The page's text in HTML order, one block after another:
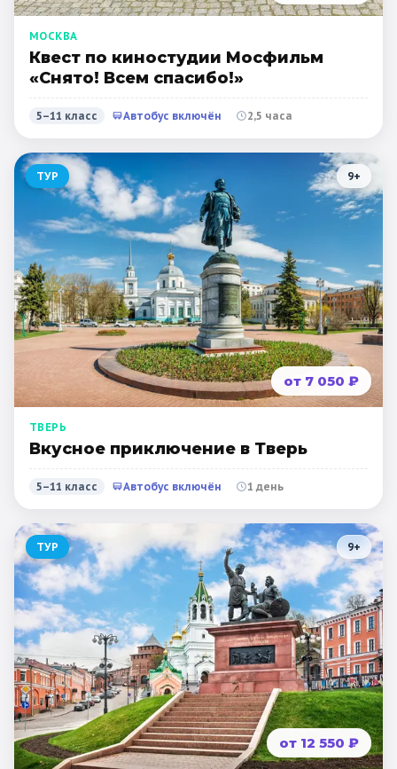
МОСКВА
Квест по киностудии Мосфильм
«Снято! Всем спасибо!»
5–11 класс Автобус включён 2,5 часа
ТУР 9+
от 7 050 ₽
ТВЕРЬ
Вкусное приключение в Тверь
5–11 класс Автобус включён 1 день
ТУР 9+
от 12 550 ₽